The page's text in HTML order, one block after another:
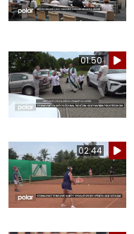
01:50
02:44